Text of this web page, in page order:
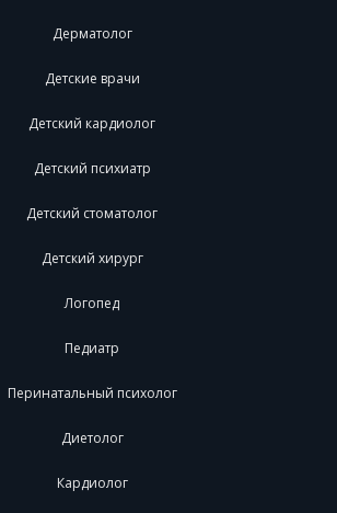
Дерматолог
Детские врачи
Детский кардиолог
Детский психиатр
Детский стоматолог
Детский хирург
Логопед
Педиатр
Перинатальный психолог
Диетолог
Кардиолог